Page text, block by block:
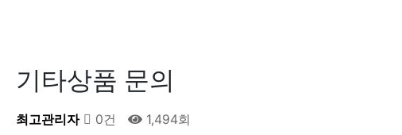
기타상품 문의
최고관리자 0건 1,494회